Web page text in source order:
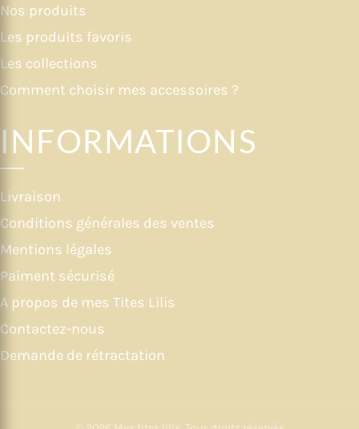
Nos produits
Les produits favoris
Les collections
Comment choisir mes accessoires ?
INFORMATIONS
Livraison
Conditions générales des ventes
Mentions légales
Paiment sécurisé
A propos de mes Tites Lilis
Contactez-nous
Demande de rétractation